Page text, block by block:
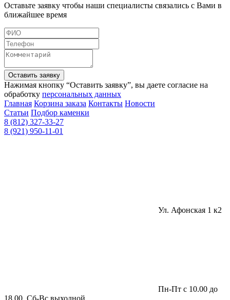
Оставьте заявку чтобы наши специалисты связались с Вами в
ближайшее время
Оставить заявку
Нажимая кнопку “Оставить заявку”, вы даете согласие на
обработку персональных данных
Главная Корзина заказа Контакты Новости
Статьи Подбор каменки
8 (812) 327-33-27
8 (921) 950-11-01
Ул. Афонская 1 к2
Пн-Пт с 10.00 до
18.00, Сб-Вс выходной